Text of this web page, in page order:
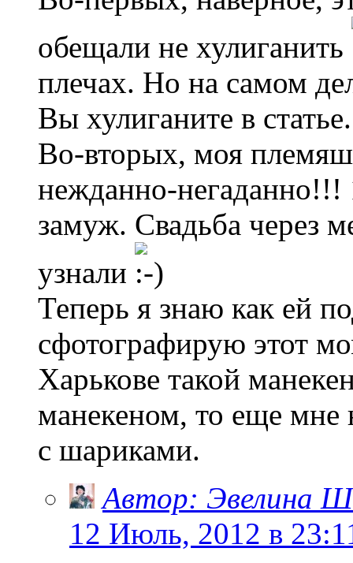
обещали не хулиганить
плечах. Но на самом
Вы хулиганите в статье.
Во-вторых, моя
нежданно-
замуж. Свадьба через
узнали
Теперь я знаю как ей
сфотографирую этот
Харькове такой
манекеном, то еще мне
с шариками.
Автор: Эвелина
12 Июль, 2012 в